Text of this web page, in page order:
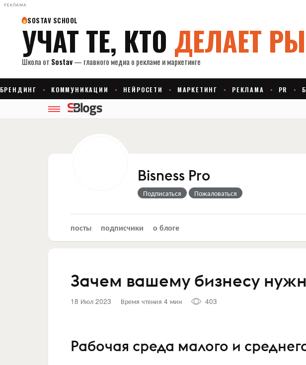
РЕКЛАМА
Bisness Pro
Подписаться Пожаловаться
посты подписчики о блоге
Зачем вашему бизнесу
18 Июл 2023 Время чтения 4 мин 403
Рабочая среда малого и